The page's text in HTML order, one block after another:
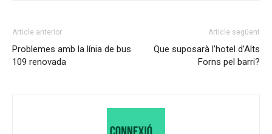
Article anterior
Problemes amb la línia de bus
109 renovada
Article següent
Que suposarà l’hotel d’Alts
Forns pel barri?